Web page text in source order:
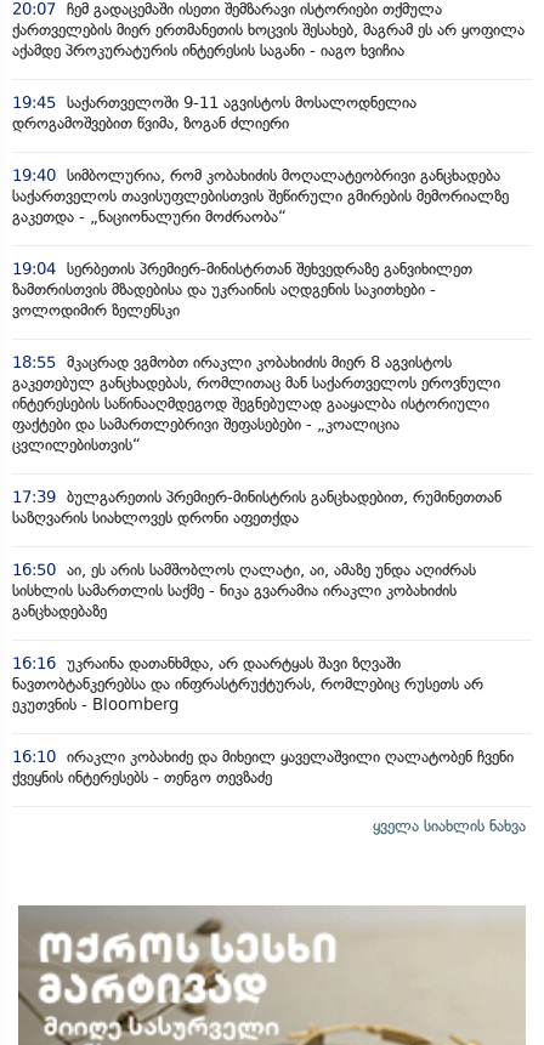
20:07 ჩემ გადაცემაში ისეთი შემზარავი ისტორიები თქმულა
ქართველების მიერ ერთმანეთის ხოცვის შესახებ, მაგრამ ეს არ ყოფილა
აქამდე პროკურატურის ინტერესის საგანი - იაგო ხვიჩია
19:45 საქართველოში 9-11 აგვისტოს მოსალოდნელია
დროგამოშვებით წვიმა, ზოგან ძლიერი
19:40 სიმბოლურია, რომ კობახიძის მოღალატეობრივი განცხადება
საქართველოს თავისუფლებისთვის შეწირული გმირების მემორიალზე
გაკეთდა - „ნაციონალური მოძრაობა“
19:04 სერბეთის პრემიერ-მინისტრთან შეხვედრაზე განვიხილეთ
ზამთრისთვის მზადებისა და უკრაინის აღდგენის საკითხები -
ვოლოდიმირ ზელენსკი
18:55 მკაცრად ვგმობთ ირაკლი კობახიძის მიერ 8 აგვისტოს
გაკეთებულ განცხადებას, რომლითაც მან საქართველოს ეროვნული
ინტერესების საწინააღმდეგოდ შეგნებულად გააყალბა ისტორიული
ფაქტები და სამართლებრივი შეფასებები - „კოალიცია
ცვლილებისთვის“
17:39 ბულგარეთის პრემიერ-მინისტრის განცხადებით, რუმინეთთან
საზღვარის სიახლოვეს დრონი აფეთქდა
16:50 აი, ეს არის სამშობლოს ღალატი, აი, ამაზე უნდა აღიძრას
სისხლის სამართლის საქმე - ნიკა გვარამია ირაკლი კობახიძის
განცხადებაზე
16:16 უკრაინა დათანხმდა, არ დაარტყას შავი ზღვაში
ნავთობტანკერებსა და ინფრასტრუქტურას, რომლებიც რუსეთს არ
ეკუთვნის - Bloomberg
16:10 ირაკლი კობახიძე და მიხეილ ყაველაშვილი ღალატობენ ჩვენი
ქვეყნის ინტერესებს - თენგო თევზაძე
ყველა სიახლის ნახვა